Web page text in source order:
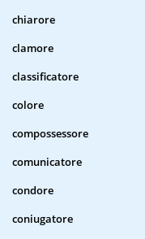
chiarore
clamore
classificatore
colore
compossessore
comunicatore
condore
coniugatore